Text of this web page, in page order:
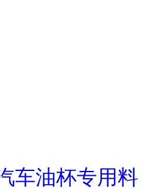
车油杯专用料